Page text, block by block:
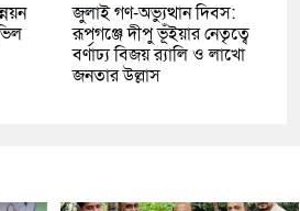
জুলাই গণ-অভ্যুত্থান দিবস:
রূপগঞ্জে দীপু ভূঁইয়ার নেতৃত্বে
বর্ণাঢ্য বিজয় র‌্যালি ও লাখো
জনতার উল্লাস